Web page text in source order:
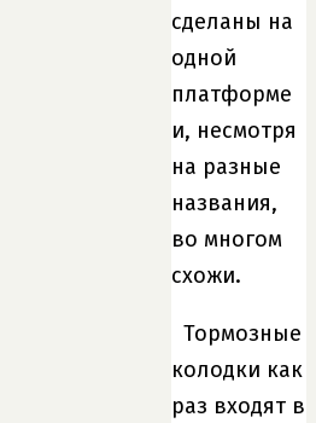
сделаны на
одной
платформе
и, несмотря
на разные
названия,
во многом
схожи.
Тормозные
колодки как
раз входят в